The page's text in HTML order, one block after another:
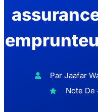
Par Jaafar
Note De